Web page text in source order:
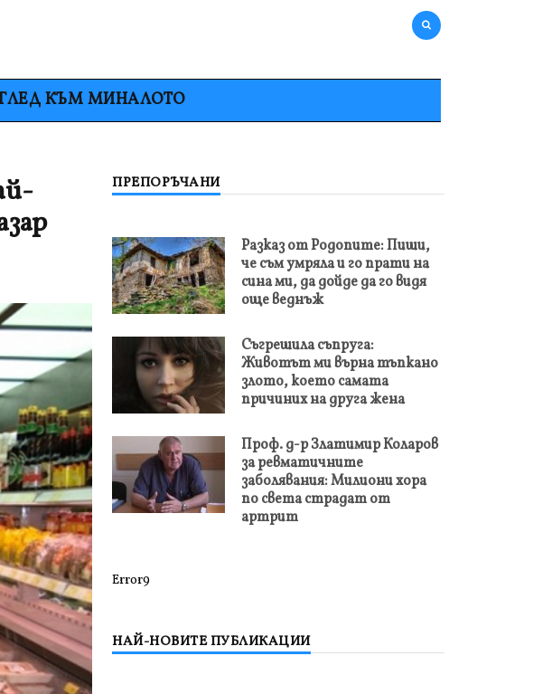
КЪМ МИНАЛОТО
ПРЕПОРЪЧАНИ
Разказ от Родопите: Пиши,
че съм умряла и го прати на
сина ми, да дойде да го видя
още веднъж
Съгрешила съпруга:
Животът ми върна тъпкано
злото, което самата
причиних на друга жена
Проф. д-р Златимир Коларов
за ревматичните
заболявания: Милиони хора
по света страдат от
артрит
Error9
НАЙ-НОВИТЕ ПУБЛИКАЦИИ